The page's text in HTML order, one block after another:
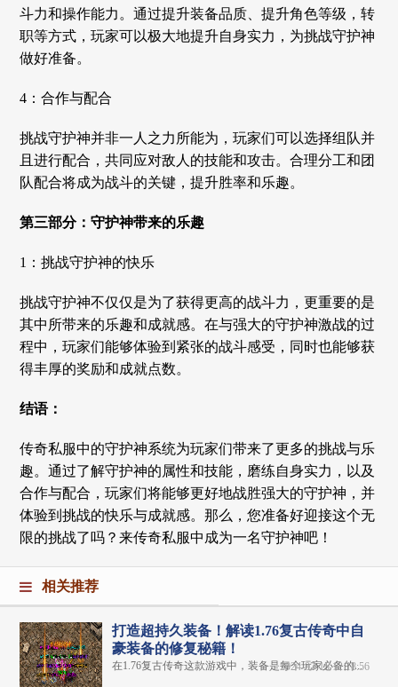
斗力和操作能力。通过提升装备品质、提升角色等级，转
职等方式，玩家可以极大地提升自身实力，为挑战守护神
做好准备。
4：合作与配合
挑战守护神并非一人之力所能为，玩家们可以选择组队并
且进行配合，共同应对敌人的技能和攻击。合理分工和团
队配合将成为战斗的关键，提升胜率和乐趣。
第三部分：守护神带来的乐趣
1：挑战守护神的快乐
挑战守护神不仅仅是为了获得更高的战斗力，更重要的是
其中所带来的乐趣和成就感。在与强大的守护神激战的过
程中，玩家们能够体验到紧张的战斗感受，同时也能够获
得丰厚的奖励和成就点数。
结语：
传奇私服中的守护神系统为玩家们带来了更多的挑战与乐
趣。通过了解守护神的属性和技能，磨练自身实力，以及
合作与配合，玩家们将能够更好地战胜强大的守护神，并
体验到挑战的快乐与成就感。那么，您准备好迎接这个无
限的挑战了吗？来传奇私服中成为一名守护神吧！
相关推荐
打造超持久装备！解读1.76复古传奇中自
豪装备的修复秘籍！
在1.76复古传奇这款游戏中，装备是每个玩家必备的...
2024-07-15 12:18:56